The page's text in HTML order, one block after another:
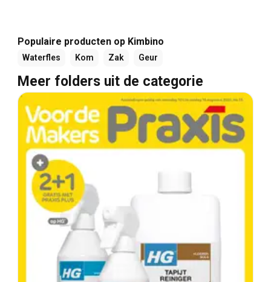
Populaire producten op Kimbino
Waterfles Kom Zak Geur
Meer folders uit de categorie